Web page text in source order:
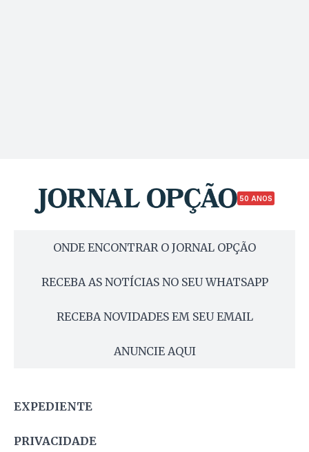
50 ANOS
ONDE ENCONTRAR O JORNAL OPÇÃO
RECEBA AS NOTÍCIAS NO SEU WHATSAPP
RECEBA NOVIDADES EM SEU EMAIL
ANUNCIE AQUI
EXPEDIENTE
PRIVACIDADE